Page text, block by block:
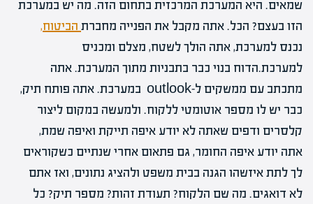
שמאים. היא המערכת המרכזית בתחום הזה. מה יש במערכת
הזו בעצם? הכל. אתה מקבל את הפנייה מחברת הביטוח,
נכנס למערכת, אתה הולך לשטח, מצלם ומכניס
למערכת.הדוח בנוי כבר בתבניות מתוך המערכת. אתה
מתכתב עם ממשקים ל-outlook במערכת. אתה פותח תיק,
כבר יש לו מספר אוטומטי ללקוח. ולמעשה במקום ליצור
קלסרים ודפים שאתה לא יודע איפה תייקת ואיפה שמת,
אתה יודע איפה החומר, גם פתאום אחרי שנתיים כשקוראים
לך לתת איזשהו הגנה בבית משפט ולהציג נתונים, ואז אתם
לא דואגים. מה שם הלקוח? תעודת זהות? מספר תיק? כל